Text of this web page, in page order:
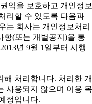
익을 보호하고 개인정보
리할 수 있도록 다음과
는 회사는 개인정보처리
항(또는 개별공지)을 통
년 9월 1일부터 시행
해 처리합니다. 처리한 개
사용되지 않으며 이용 목
정입니다.